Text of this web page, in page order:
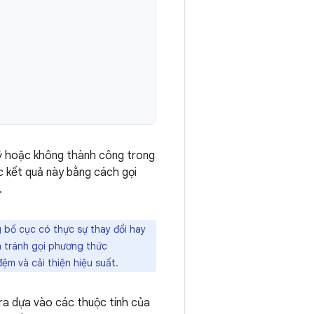
không thành công trong
quả này bằng cách gọi
.
cục có thực sự thay đổi hay
tránh gọi phương thức
và cải thiện hiệu suất.
dựa vào các thuộc tính của